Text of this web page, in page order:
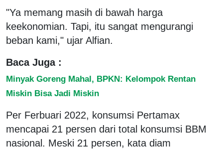
"Ya memang masih di bawah harga
keekonomian. Tapi, itu sangat mengurangi
beban kami," ujar Alfian.
Baca Juga :
Minyak Goreng Mahal, BPKN: Kelompok Rentan
Miskin Bisa Jadi Miskin
Per Ferbuari 2022, konsumsi Pertamax
mencapai 21 persen dari total konsumsi BBM
nasional. Meski 21 persen, kata diam